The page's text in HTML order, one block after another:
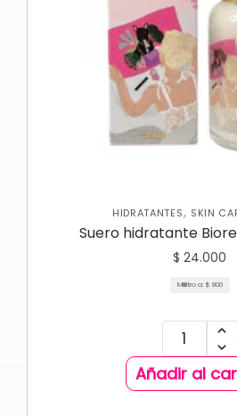
HIDRATANTES, SKIN
Suero hidratante
$ 24.000
Mililitro a: $ 800
Añadir al